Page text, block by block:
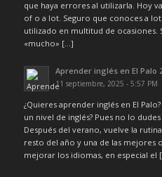
que haya errores al utilizarla. Hoy
of o a lot. Seguro que conoces a
utilizado en multitud de ocasiones.
«mucho» […]
Aprender inglés en El Palo
11 septiembre, 2025 - 5:57 PM
¿Quieres aprender inglés en El
un nivel de inglés? Pues no lo
Después del verano, vuelve la
resto del año y una de las mejores
mejorar los idiomas, en especial el